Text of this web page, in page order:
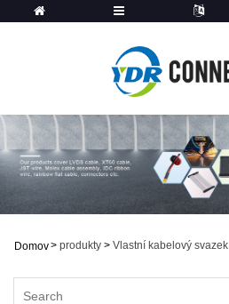
Domov> produkty > Vlastní kabelový svazek